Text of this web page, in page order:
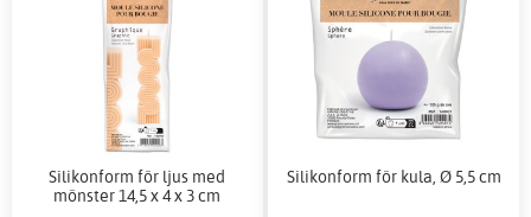
Silikonform för ljus med
mönster 14,5 x 4 x 3 cm
Silikonform för kula, Ø 5,5 cm